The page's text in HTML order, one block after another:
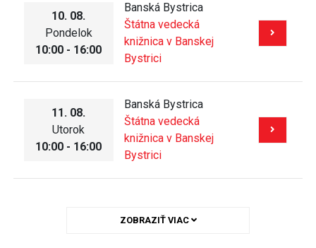
10. 08.
Pondelok
10:00 - 16:00
Banská Bystrica
Štátna vedecká
knižnica v Banskej
Bystrici
11. 08.
Utorok
10:00 - 16:00
Banská Bystrica
Štátna vedecká
knižnica v Banskej
Bystrici
ZOBRAZIŤ VIAC